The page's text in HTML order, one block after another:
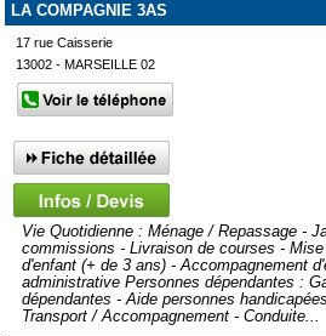
LA COMPAGNIE 3AS
17 rue Caisserie
13002 - MARSEILLE 02
Vie Quotidienne : Ménage / Repassage -
commissions - Livraison de courses -
d'enfant (+ de 3 ans) - Accompagnement
administrative Personnes dépendantes :
dépendantes - Aide personnes
Transport / Accompagnement - Conduite...